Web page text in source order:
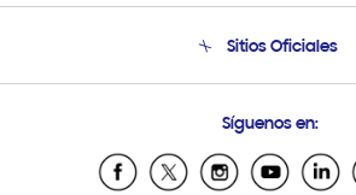
Condiciones de Compra
Soporte vía eMail
Sitios Oficiales
Samsung Ecuador
Samsung El Salvador
Síguenos en: